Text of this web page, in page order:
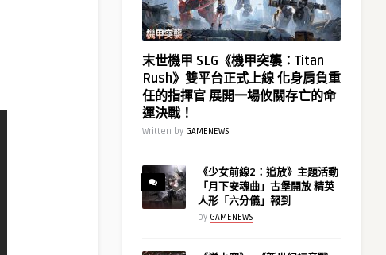
末世機甲 SLG《機甲突襲：Titan
Rush》雙平台正式上線 化身肩負重
任的指揮官 展開一場攸關存亡的命
運決戰！
Written by GAMENEWS
《少女前線2：追放》主題活動
「月下安魂曲」古堡開放 精英
人形「六分儀」報到
by GAMENEWS